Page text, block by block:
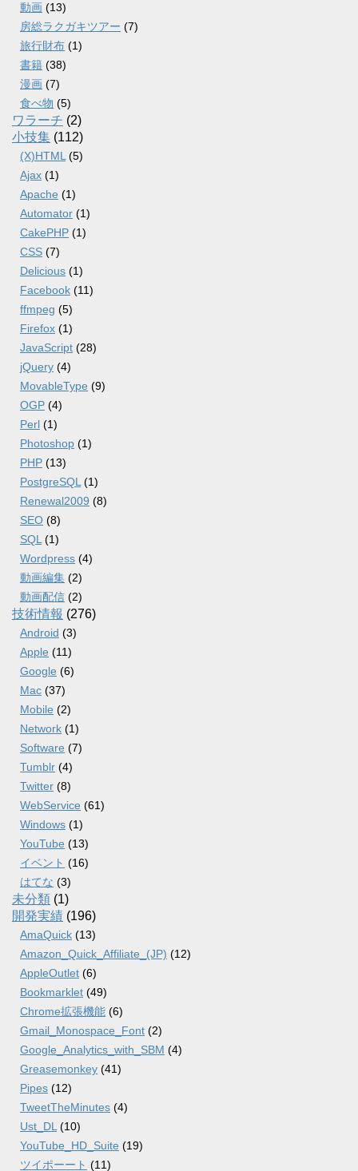
動画 (13)
房総ラクガキツアー (7)
旅行財布 (1)
書籍 (38)
漫画 (7)
食べ物 (5)
ワラーチ (2)
小技集 (112)
(X)HTML (5)
Ajax (1)
Apache (1)
Automator (1)
CakePHP (1)
CSS (7)
Delicious (1)
Facebook (11)
ffmpeg (5)
Firefox (1)
JavaScript (28)
jQuery (4)
MovableType (9)
OGP (4)
Perl (1)
Photoshop (1)
PHP (13)
PostgreSQL (1)
Renewal2009 (8)
SEO (8)
SQL (1)
Wordpress (4)
動画編集 (2)
動画配信 (2)
技術情報 (276)
Android (3)
Apple (11)
Google (6)
Mac (37)
Mobile (2)
Network (1)
Software (7)
Tumblr (4)
Twitter (8)
WebService (61)
Windows (1)
YouTube (13)
イベント (16)
はてな (3)
未分類 (1)
開発実績 (196)
AmaQuick (13)
Amazon_Quick_Affiliate_(JP) (12)
AppleOutlet (6)
Bookmarklet (49)
Chrome拡張機能 (6)
Gmail_Monospace_Font (2)
Google_Analytics_with_SBM (4)
Greasemonkey (41)
Pipes (12)
TweetTheMinutes (4)
Ust_DL (10)
YouTube_HD_Suite (19)
ツイポーート (11)